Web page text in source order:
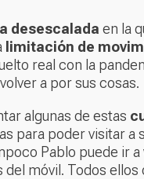
desescalada en la
limitación de
real con la
a por sus cosas.
algunas de estas
para poder visitar
Pablo puede ir
móvil. Todos